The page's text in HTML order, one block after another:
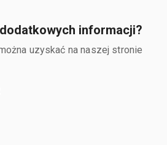
informacji?
uzyskać na naszej stronie